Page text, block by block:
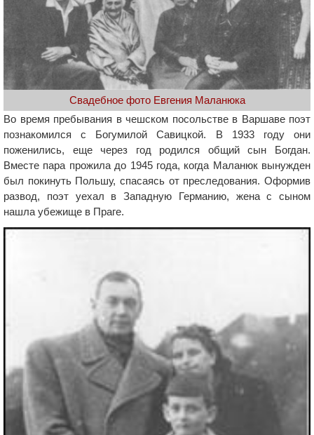
Свадебное фото Евгения Маланюка
Во время пребывания в чешском посольстве в Варшаве поэт
познакомился с Богумилой Савицкой. В 1933 году они
поженились, еще через год родился общий сын Богдан.
Вместе пара прожила до 1945 года, когда Маланюк вынужден
был покинуть Польшу, спасаясь от преследования. Оформив
развод, поэт уехал в Западную Германию, жена с сыном
нашла убежище в Праге.